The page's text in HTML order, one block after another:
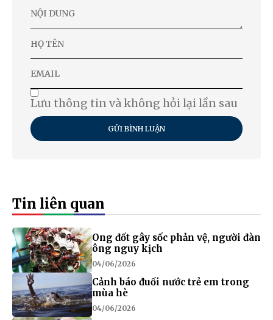
Lưu thông tin và không hỏi lại lần sau
GỬI BÌNH LUẬN
Tin liên quan
Ong đốt gây sốc phản vệ, người đàn
ông nguy kịch
04/06/2026
Cảnh báo đuối nước trẻ em trong
mùa hè
04/06/2026